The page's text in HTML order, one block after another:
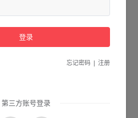
确，或点击下面的按钮返回首页。
登录
忘记密码 注册
第三方账号登录